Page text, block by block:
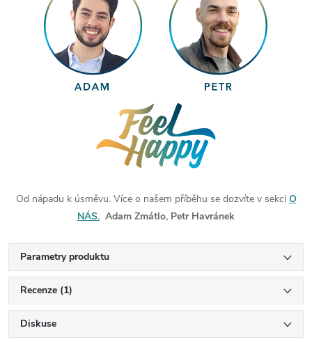
Od nápadu k úsměvu. Více o našem příběhu se dozvíte v sekci O
NÁS. Adam Zmátlo, Petr Havránek
Parametry produktu
Recenze (1)
Diskuse